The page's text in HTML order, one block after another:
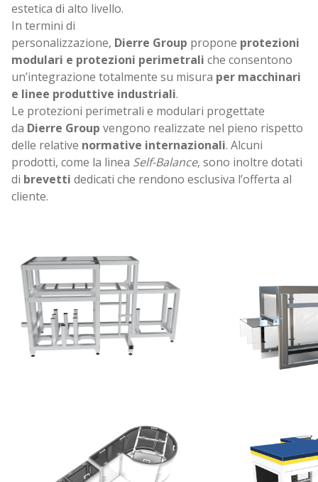
estetica di alto livello.
In termini di
personalizzazione, Dierre Group propone protezioni
modulari e protezioni perimetrali che consentono
un’integrazione totalmente su misura per macchinari
e linee produttive industriali.
Le protezioni perimetrali e modulari progettate
da Dierre Group vengono realizzate nel pieno rispetto
delle relative normative internazionali. Alcuni
prodotti, come la linea Self-Balance, sono inoltre dotati
di brevetti dedicati che rendono esclusiva l’offerta al
cliente.